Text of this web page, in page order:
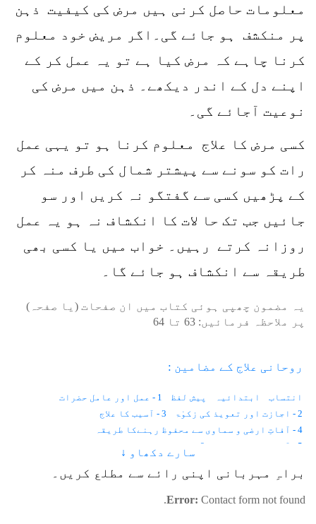
معلومات حاصل کرنی ہیں مرض کی کیفیت ذہن
پر منکشف ہو جائے گی۔اگر مریض خود معلوم
کرنا چاہے کہ مرض کیا ہے تو یہ عمل کر کے
اپنے دل کے اندر دیکھے۔ ذہن میں مرض کی
نوعیت آجائے گی۔
کسی مرض کا علاج معلوم کرنا ہو تو یہی عمل
رات کو سونے سے پیشتر شمال کی طرف منہ کر
کے پڑھیں کسی سے گفتگو نہ کریں اور سو
جائیں جب تک حا لات کا انکشاف نہ ہو یہ عمل
روزانہ کرتے رہیں۔ خواب میں یا کسی بھی
طریقہ سے انکشاف ہو جائے گا۔
یہ مضمون چھپی ہوئی کتاب میں ان صفحات (یا صفحہ)
پر ملاحظہ فرمائیں: 63 تا 64
روحانی علاج کے مضامین :
انتساب ابتدائیہ پیش لفظ
1 - عمل اور عامل حضرات
2 - اجازت اور تعویذ کی زکوٰۃ
3 - آسیب کا علاج
4 - آفاتِ ارضی و سماوی سے محفوظ رہنےکا طریقہ
5 - آنکھوں کے امراض
6 - موتیا اور پڑبال
10 - آنکھ کا نا سُور
11 - بھینگا پن
سارے دکھاو ↓
براہِ مہربانی اپنی رائے سے مطلع کریں۔
Error: Contact form not found.